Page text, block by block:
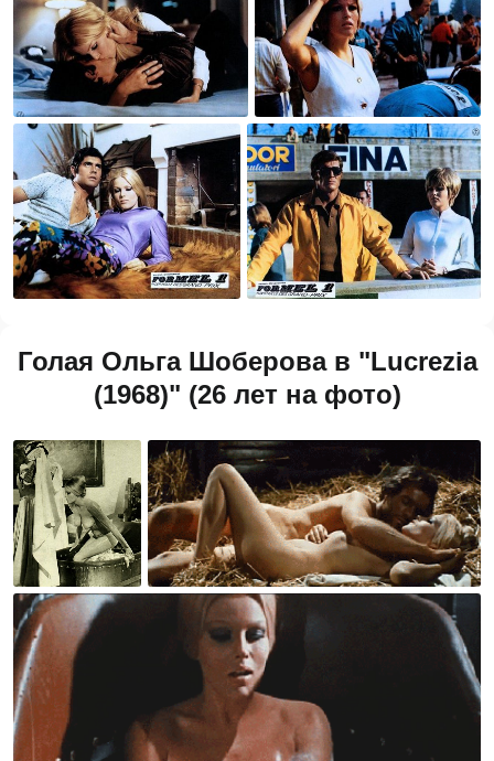
Голая Ольга Шоберова в "Lucrezia
(1968)" (26 лет на фото)